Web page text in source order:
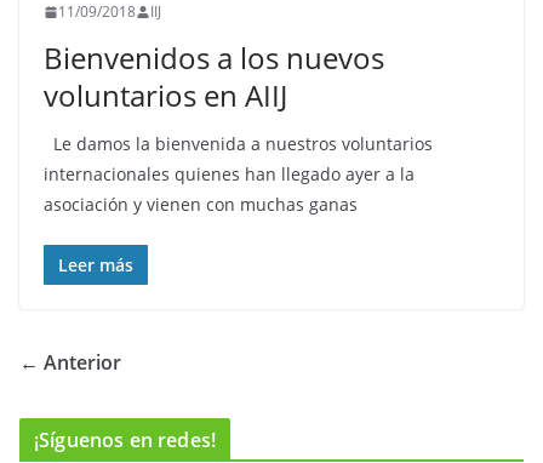
11/09/2018 IIJ
Bienvenidos a los nuevos
voluntarios en AIIJ
Le damos la bienvenida a nuestros voluntarios
internacionales quienes han llegado ayer a la
asociación y vienen con muchas ganas
Leer más
← Anterior
¡Síguenos en redes!